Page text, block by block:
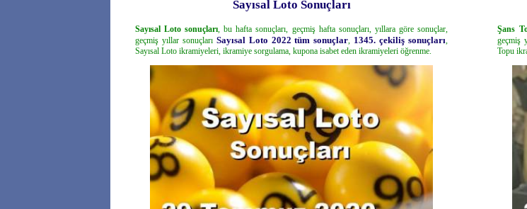
Sayısal Loto Sonuçları
Sayısal Loto sonuçları, bu hafta sonuçları, geçmiş hafta sonuçları, yıllara göre sonuçlar,
geçmiş yıllar sonuçları Sayısal Loto 2022 tüm sonuçlar, 1345. çekiliş sonuçları,
Sayısal Loto ikramiyeleri, ikramiye sorgulama, kupona isabet eden ikramiyeleri öğrenme.
Şans
geçmiş
Topu